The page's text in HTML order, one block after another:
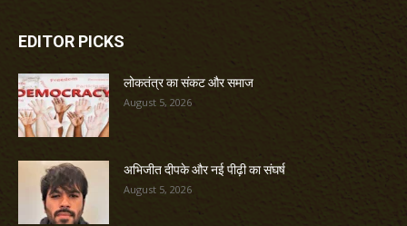
EDITOR PICKS
लोकतंत्र का संकट और समाज
August 5, 2026
अभिजीत दीपके और नई पीढ़ी का संघर्ष
August 5, 2026